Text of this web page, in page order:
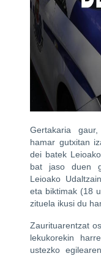
Gertakaria
hamar gutxitan
dei batek
bat jaso duen
Leioako
eta biktimak (18
zituela ikusi du
Zaurituarentzat
lekukorekin
ustezko